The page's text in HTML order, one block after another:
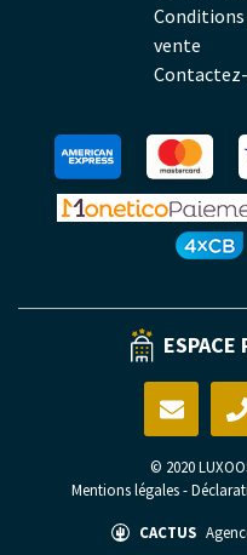
Conditions
vente
ESPACE
© 2020
Mentions légales-
CACTUS